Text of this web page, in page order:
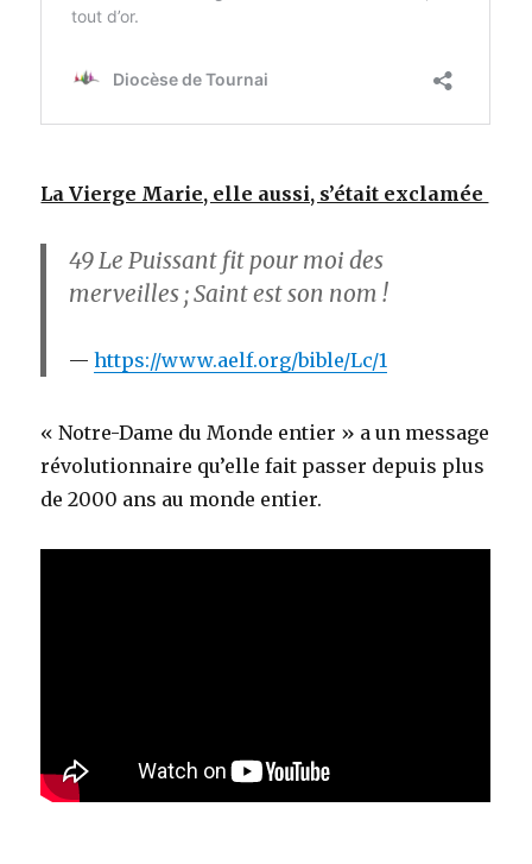
La Vierge Marie, elle aussi, s’était exclamée
49 Le Puissant fit pour moi des
merveilles ; Saint est son nom !
https://www.aelf.org/bible/Lc/1
« Notre-Dame du Monde entier » a un message
révolutionnaire qu’elle fait passer depuis plus
de 2000 ans au monde entier.